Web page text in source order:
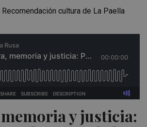
y justicia:
cultura de La Paella